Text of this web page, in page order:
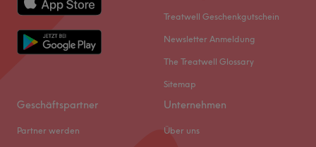
Treatwell Geschenkgutschein
Newsletter Anmeldung
The Treatwell Glossary
Sitemap
Geschäftspartner
Partner werden
Unternehmen
Über uns